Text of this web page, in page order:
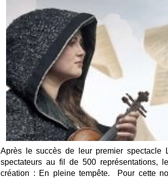
Après le succès de leur premier
spectateurs au fil de 500 représentations,
création : En pleine tempête. Pour cette